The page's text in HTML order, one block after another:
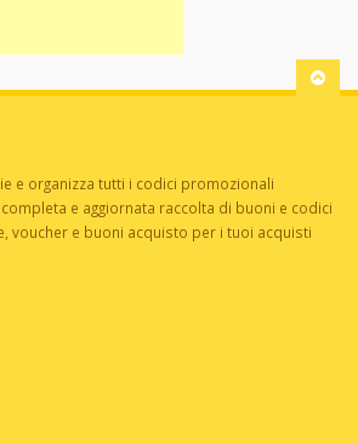
e organizza tutti i codici promozionali
e aggiornata raccolta di buoni e codici
voucher e buoni acquisto per i tuoi acquisti